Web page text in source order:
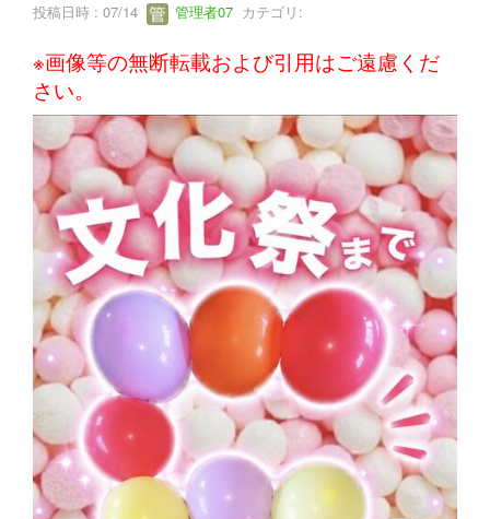
投稿日時 : 07/14 管理者07 カテゴリ:
※画像等の無断転載および引用はご遠慮くだ
さい。